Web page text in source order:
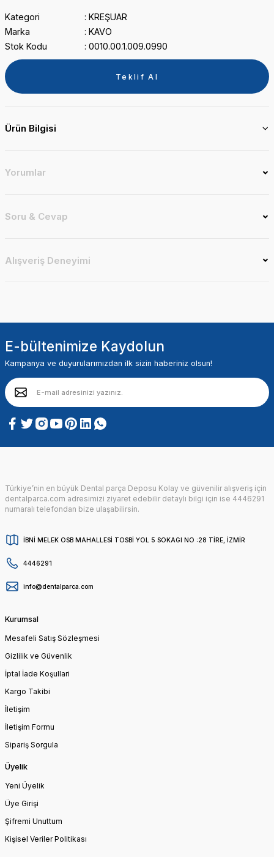
Kategori
KREŞUAR
Marka
KAVO
Stok Kodu
0010.00.1.009.0990
Teklif Al
Ürün Bilgisi
Yorumlar
Soru & Cevap
Alışveriş Deneyimi
E-bültenimize Kaydolun
Kampanya ve duyurularımızdan ilk sizin haberiniz olsun!
Türkiye’nin en büyük Dental parça Deposu Kolay ve güvenilir alışveriş için
dentalparca.com adresimizi ziyaret edebilir detaylı bilgi için ise 4446291
numaralı telefondan bize ulaşabilirsin.
İBNİ MELEK OSB MAHALLESİ TOSBİ YOL 5 SOKAGI NO :28 TİRE, İZMİR
4446291
info@dentalparca.com
Kurumsal
Mesafeli Satış Sözleşmesi
Gizlilik ve Güvenlik
İptal İade Koşullari
Kargo Takibi
İletişim
İletişim Formu
Sipariş Sorgula
Üyelik
Yeni Üyelik
Üye Girişi
Şifremi Unuttum
Kişisel Veriler Politikası